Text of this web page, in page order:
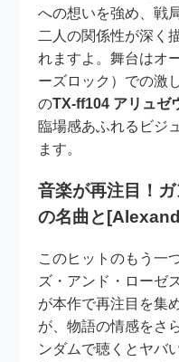
への想いを強め、戦
二人の関係性が深く
れますよ。舞台はオ
ーズロック）での激
のTX-ff104 アリュゼ
臨場感あふれるビジ
ます。
音楽が再注目！
の名曲と
このヒットのもう一
ズ・アンド・ローゼ
が本作で再注目を集
が、物語の情感をさ
ンダムで聴くとヤバ